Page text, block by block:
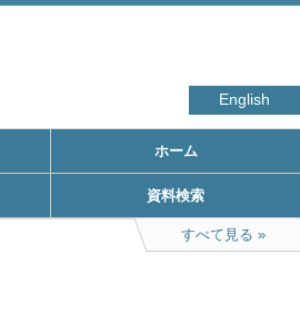
English
ホーム
資料検索
すべて見る